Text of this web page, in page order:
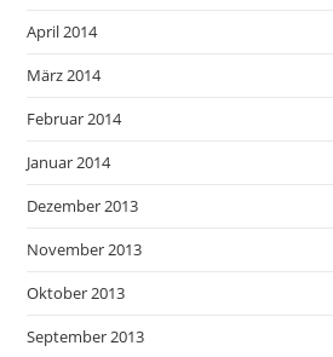
April 2014
März 2014
Februar 2014
Januar 2014
Dezember 2013
November 2013
Oktober 2013
September 2013